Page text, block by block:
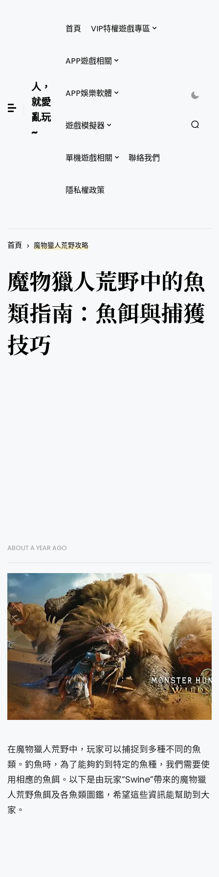
人，
就愛
亂玩
~
首頁 VIP特權遊戲專區
APP遊戲相關
APP娛樂軟體
遊戲模擬器
單機遊戲相關 聯絡我們
隱私權政策
首頁 魔物獵人荒野攻略
魔物獵人荒野中的魚
類指南：魚餌與捕獲
技巧
ABOUT A YEAR AGO
在魔物獵人荒野中，玩家可以捕捉到多種不同的魚
類。釣魚時，為了能夠釣到特定的魚種，我們需要使
用相應的魚餌。以下是由玩家“Swine”帶來的魔物獵
人荒野魚餌及各魚類圖鑑，希望這些資訊能幫助到大
家。